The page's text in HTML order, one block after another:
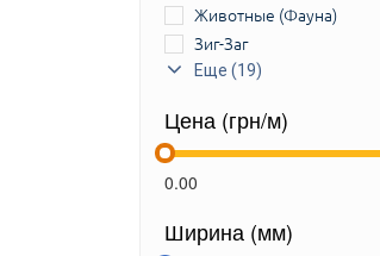
Животные (Фауна)
Зиг-Заг
Камуфляж
Леопард или Тигр
Лица
Мозаика
Мультикам
Еще (19)
Цена (грн/м)
Ширина (мм)